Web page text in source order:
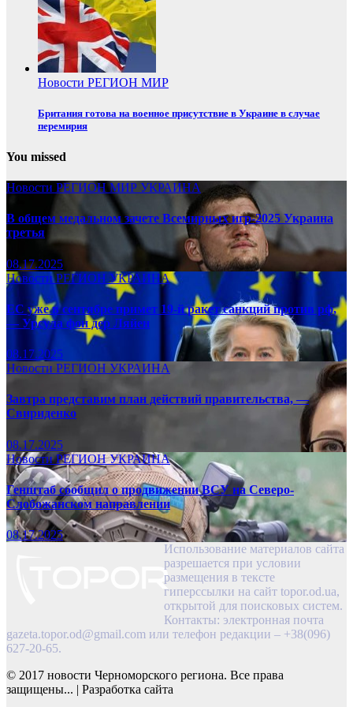
Новости РЕГИОН МИР
Британия готова на военное присутствие в Украине в случае
перемирия
You missed
Новости РЕГИОНМИР УКРАИНА
В общем медальном зачете Всемирных игр-2025 Украина
третья
08.17.2025
НовостиРЕГИОНУКРАИНА
ЕС уже в сентябре примет 19-й ракет санкций против рф,
— Урсула фон дер Ляйен
08.17.2025
Новости РЕГИОН УКРАИНА
Завтра представим план действий правительства, —
Свириденко
08.17.2025
НовостиРЕГИОНУКРАИНА
Генштаб сообщил о продвижении ВСУ на Северо-
Слобожанском направлении
08.17.2025
Использование материалов сайта
разрешается при условии
размещения в тексте
гиперссылки на сайт topor.od.ua,
открытой для поисковых систем.
Контакты: электронная почта
gazeta.topor.od@gmail.com или телефон редакции – +38(096)
627-20-65.
© 2017 новости Черноморского региона. Все права
защищены... | Разработка сайта